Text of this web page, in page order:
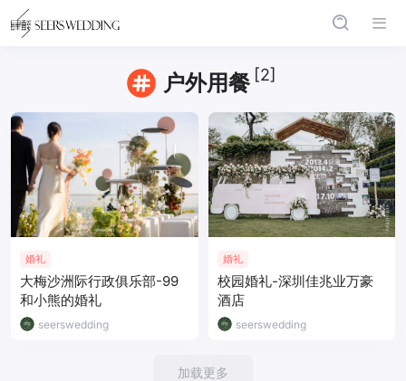
户外用餐 [2]
婚礼
大梅沙洲际行政俱乐部-99
和小熊的婚礼
seerswedding
婚礼
校园婚礼-深圳佳兆业万豪
酒店
seerswedding
加载更多